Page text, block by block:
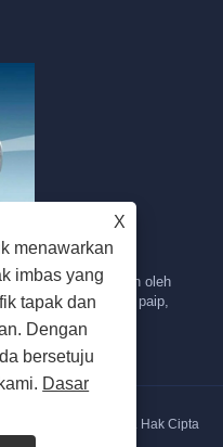
aliran. Disebabkan oleh
rama dalam saluran paip,
Equipment Co., Ltd. Hak Cipta
X
menawarkan
imbas yang
tapak dan
Dengan
bersetuju
Dasar